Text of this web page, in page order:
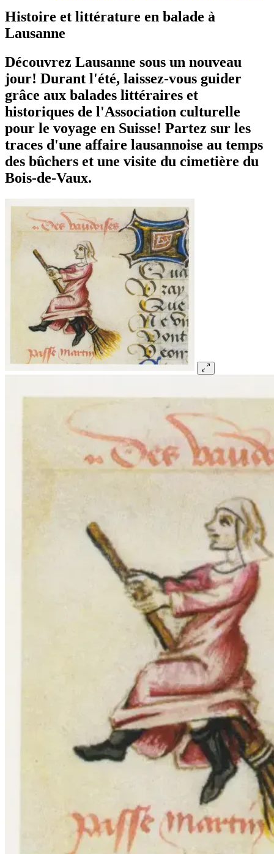
Histoire et littérature en balade à
Lausanne
Découvrez Lausanne sous un nouveau
jour! Durant l'été, laissez-vous guider
grâce aux balades littéraires et
historiques de l'Association culturelle
pour le voyage en Suisse! Partez sur les
traces d'une affaire lausannoise au temps
des bûchers et une visite du cimetière du
Bois-de-Vaux.